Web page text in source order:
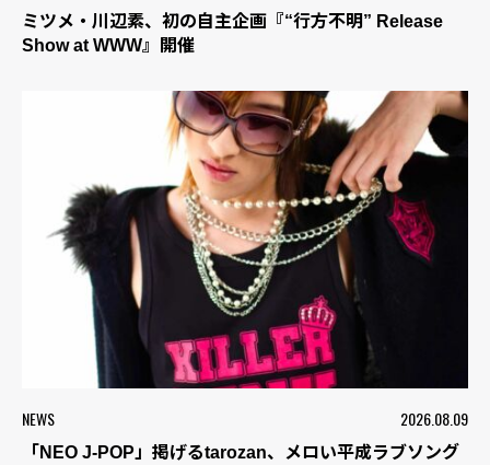
ミツメ・川辺素、初の自主企画『“行方不明” Release
Show at WWW』開催
NEWS 2026.08.09
「NEO J-POP」掲げるtarozan、メロい平成ラブソング